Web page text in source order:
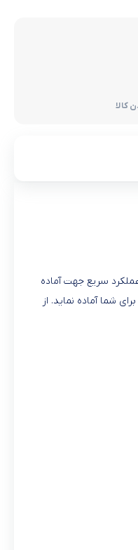
کالا
سریع جهت آماده
شما آماده نماید. از